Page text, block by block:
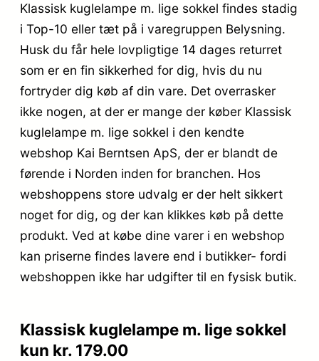
Klassisk kuglelampe m. lige sokkel findes stadig
i Top-10 eller tæt på i varegruppen Belysning.
Husk du får hele lovpligtige 14 dages returret
som er en fin sikkerhed for dig, hvis du nu
fortryder dig køb af din vare. Det overrasker
ikke nogen, at der er mange der køber Klassisk
kuglelampe m. lige sokkel i den kendte
webshop Kai Berntsen ApS, der er blandt de
førende i Norden inden for branchen. Hos
webshoppens store udvalg er der helt sikkert
noget for dig, og der kan klikkes køb på dette
produkt. Ved at købe dine varer i en webshop
kan priserne findes lavere end i butikker- fordi
webshoppen ikke har udgifter til en fysisk butik.
Klassisk kuglelampe m. lige sokkel
kun kr. 179.00